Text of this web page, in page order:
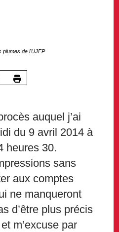
plumes de l'UJFP
auquel j’ai
du 9 avril 2014 à
heures 30.
sans
aux comptes
ne manqueront
d’être plus précis
m’excuse par